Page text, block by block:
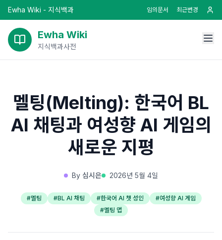
Ewha Wiki - 지식백과 임의문서 최근변경
Ewha Wiki
지식백과사전
멜팅(Melting): 한국어 BL
AI 채팅과 여성향 AI 게임의
새로운 지평
By 심시은 2026년 5월 4일
#멜팅 #BL AI 채팅 #한국어 AI 챗 성인 #여성향 AI 게임
#멜팅 앱